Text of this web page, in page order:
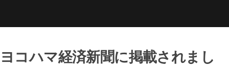
ヨコハマ経済新聞に掲載されまし